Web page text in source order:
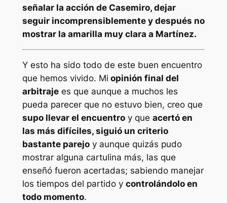
señalar la acción de Casemiro, dejar
seguir incomprensiblemente y después no
mostrar la amarilla muy clara a Martínez.
Y esto ha sido todo de este buen encuentro
que hemos vivido. Mi opinión final del
arbitrajees que aunque a muchos les
pueda parecer que no estuvo bien, creo que
supo llevar el encuentroy que acertó en
las más difíciles, siguió un criterio
bastante parejoy aunque quizás pudo
mostrar alguna cartulina más, las que
enseñó fueron acertadas; sabiendo manejar
los tiempos del partido y controlándolo en
todo momento.